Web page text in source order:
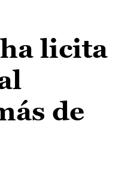
licita
de